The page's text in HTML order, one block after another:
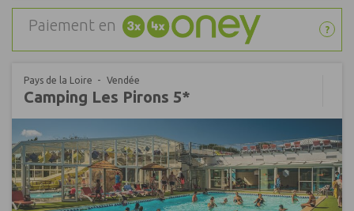
Paiement en ?
Pays de la Loire Vendée
Camping Les Pirons 5*